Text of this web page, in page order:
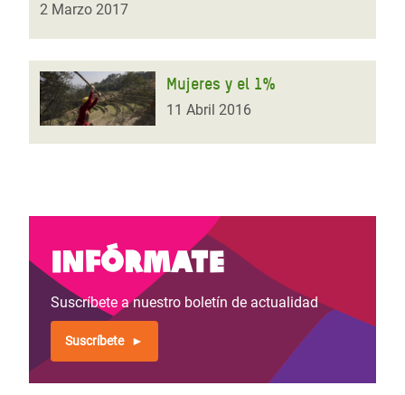
navegación
2 Marzo 2017
Mujeres y el 1%
11 Abril 2016
Infórmate
Suscríbete a nuestro boletín de actualidad
Suscríbete